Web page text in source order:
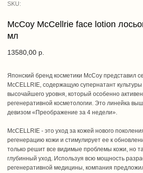
McCoy McCellrie face lotion
мл
SKU:
13580,00 р.
Японский бренд косметики McCoy представил
McCELLRIE, содержащую супернатант культуры
высочайшего уровня, который особенно
регенеративной косметологии. Это линейка
девизом «Преображение за 4 недели».
McCELLRIE - это уход за кожей нового
регенерацию кожи и стимулирует ее к
только решит все видимые проблемы кожи, но
глубинный уход. Используя всю мощность
регенеративной медицины, компания